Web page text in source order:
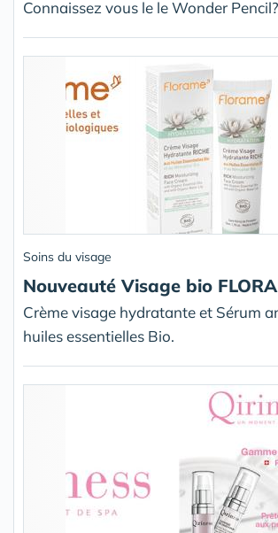
Connaissez vous le le Wonder Pencil?
Soins du visage
Nouveauté Visage bio
Crème visage hydratante et Sérum
huiles essentielles Bio.